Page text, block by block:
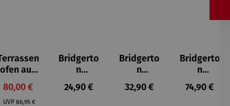
ofen aus
Verkaufspreis:
80,00 €
UVP Regulärer Preis:
86,95 €
Bridgerto
n
Zuckerdo
se aus
Regulärer Preis:
24,90 €
Bridgerto
n
Espresso
becher
Regulärer Preis:
32,90 €
Bridgerto
n
Espressot
assen Set
Regulärer
74,90 €